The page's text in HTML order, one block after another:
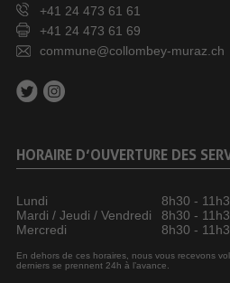
+41 24 473 61 61
+41 24 473 61 69
commune@collombey-muraz.ch
HORAIRE D’OUVERTURE DES
Lundi
8h30 -
Mardi / Jeudi / Vendredi
8h30 -
Mercredi
8h30 -
En dehors de ces horaires, nous vous recevons
derniers se prennent 24h à l’avance.